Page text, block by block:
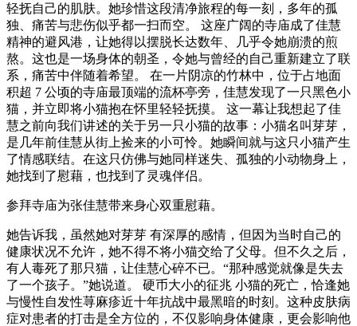
轻抚自己的肌肤。她珍惜这段清净旅程的每一刻，多年的孤
独、痛苦与悲伤似乎都一扫而空。 这座广阔的寺庙成了佳慧
精神的避风港，让她得以摆脱长达数年、几乎令她崩溃的煎
熬。这也是一场身体的朝圣，令她与曾经的自己重新建立了联
系，痛苦中伴随着希望。 在一片阴凉的竹林中，位于占地面
积超 7 公顷的寺庙最顶端的流杯亭旁，佳慧发现了一只黑色小
猫，并立即将小猫抱在怀里轻轻抚摸。 这一幕让我想起了佳
慧之前向我们讲述的关于另一只小猫的故事：小猫名叫芽芽，
是几年前佳慧从街上捡来的小可怜。她瞬间就与这只小猫产生
了情感联结。在这只仿佛与她同样迷失、孤独的小动物身上，
她找到了慰藉，也找到了灵魂伴侣。
参拜寺庙为张佳慧带来身心双重慰藉。
她告诉我，虽然她对芽芽 有深厚的感情，但因为当时自己的
健康状况不允许，她不得不将小猫交给了父母。但不久之后，
有人毒死了那只猫，让佳慧心碎不已。“那种感觉就像是失去
了一个孩子。”她说道。 硬币大小的征兆 小猫的死亡，恰逢她
与慢性自发性荨麻疹近十年抗战中最黑暗的时刻。这种皮肤病
症对患者的打击是全方位的，不仅影响身体健康，更会影响他